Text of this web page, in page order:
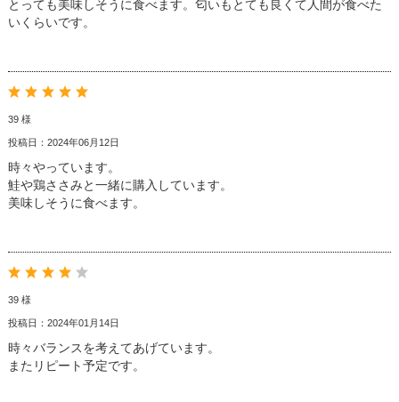
とっても美味しそうに食べます。匂いもとても良くて人間が食べた
いくらいです。
39 様
投稿日：2024年06月12日
時々やっています。
鮭や鶏ささみと一緒に購入しています。
美味しそうに食べます。
39 様
投稿日：2024年01月14日
時々バランスを考えてあげています。
またリピート予定です。